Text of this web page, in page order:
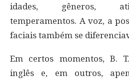
idades, gêneros,
temperamentos. A voz, a
faciais também se
Em certos momentos, B.
inglês e, em outros,